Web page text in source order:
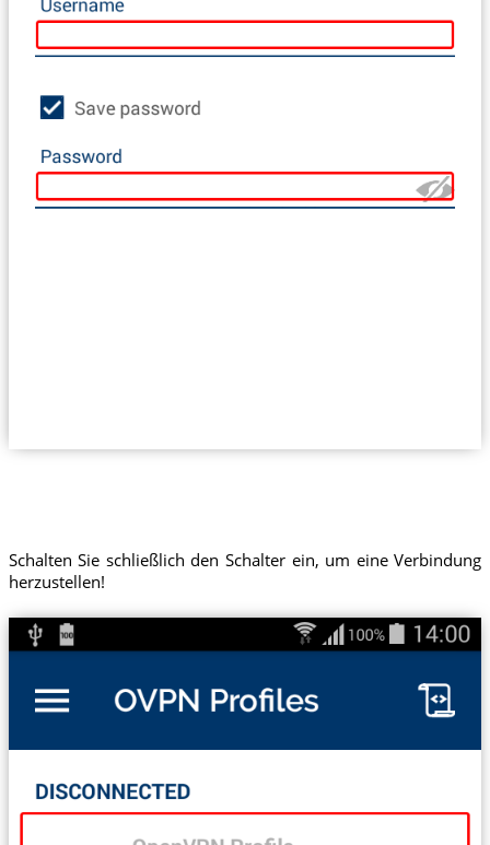
Schalten Sie schließlich den Schalter ein, um eine Verbindung
herzustellen!